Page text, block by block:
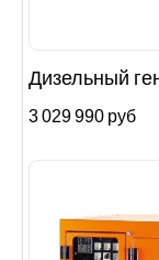
Дизельный
3 029 990 руб